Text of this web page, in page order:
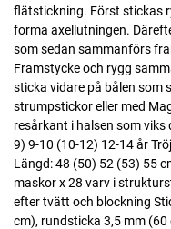
flätstickning. Först stickas
forma axellutningen.
som sedan sammanförs
Framstycke och rygg
sticka vidare på bålen som
strumpstickor eller med
resårkant i halsen som viks
9) 9-10 (10-12) 12-14 år
Längd: 48 (50) 52 (53) 55
maskor x 28 varv i
efter tvätt och blockning
cm), rundsticka 3,5 mm